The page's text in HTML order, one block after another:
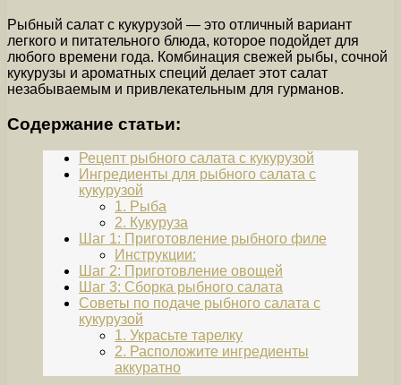
Рыбный салат с кукурузой — это отличный вариант
легкого и питательного блюда, которое подойдет для
любого времени года. Комбинация свежей рыбы, сочной
кукурузы и ароматных специй делает этот салат
незабываемым и привлекательным для гурманов.
Содержание статьи:
Рецепт рыбного салата с кукурузой
Ингредиенты для рыбного салата с
кукурузой
1. Рыба
2. Кукуруза
Шаг 1: Приготовление рыбного филе
Инструкции:
Шаг 2: Приготовление овощей
Шаг 3: Сборка рыбного салата
Советы по подаче рыбного салата с
кукурузой
1. Украсьте тарелку
2. Расположите ингредиенты
аккуратно